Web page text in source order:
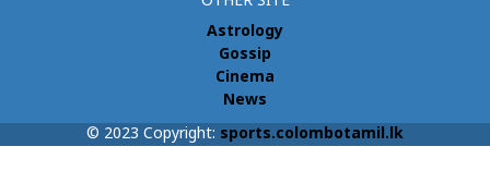
Astrology
Gossip
Cinema
News
© 2023 Copyright: sports.colombotamil.lk